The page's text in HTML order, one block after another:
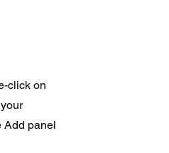
click on
Add panel